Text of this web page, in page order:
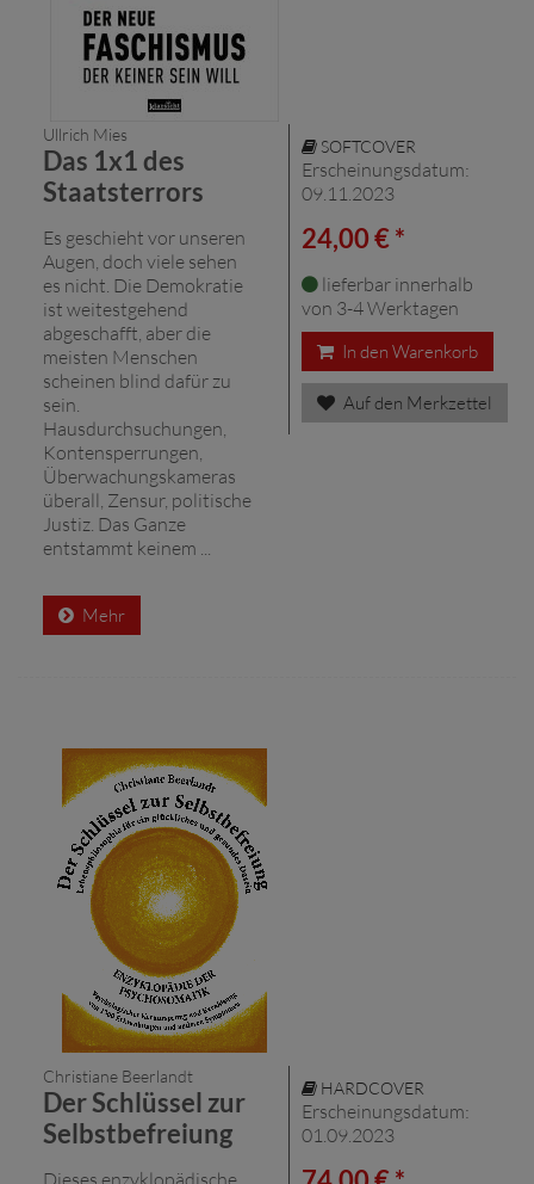
Ullrich Mies
Das 1x1 des
Staatsterrors
Es geschieht vor unseren
Augen, doch viele sehen
es nicht. Die Demokratie
ist weitestgehend
abgeschafft, aber die
meisten Menschen
scheinen blind dafür zu
sein.
Hausdurchsuchungen,
Kontensperrungen,
Überwachungskameras
überall, Zensur, politische
Justiz. Das Ganze
entstammt keinem ...
Mehr
SOFTCOVER
Erscheinungsdatum:
09.11.2023
24,00 € *
lieferbar innerhalb
von 3-4 Werktagen
In den Warenkorb
Auf den Merkzettel
Christiane Beerlandt
Der Schlüssel zur
Selbstbefreiung
Dieses enzyklopädische
HARDCOVER
Erscheinungsdatum:
01.09.2023